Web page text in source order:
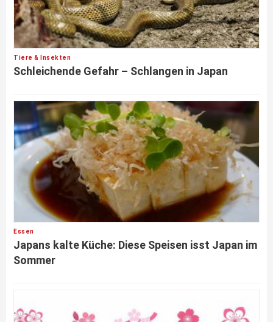
Tiere & Insekten
Schleichende Gefahr – Schlangen in Japan
Essen
Japans kalte Küche: Diese Speisen isst Japan im
Sommer